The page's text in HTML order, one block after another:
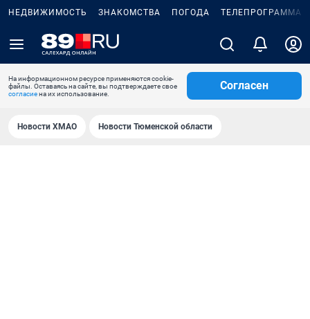
НЕДВИЖИМОСТЬ ЗНАКОМСТВА ПОГОДА ТЕЛЕПРОГРАММА
На информационном ресурсе применяются cookie-
файлы. Оставаясь на сайте, вы подтверждаете свое
согласиена их использование.
Согласен
Новости ХМАО Новости Тюменской области